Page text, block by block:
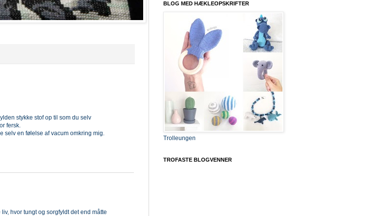
stykke stof op til som du selv
fersk.
selv en følelse af vacum omkring mig.
hvor tungt og sorgfyldt det end måtte
BLOG MED HÆKLEOPSKRIFTER
Trolleungen
TROFASTE BLOGVENNER